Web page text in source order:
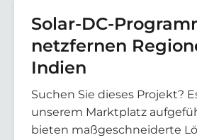
Solar-DC-
netzfernen
Indien
Suchen Sie dieses Projekt?
unserem Marktplatz
bieten maßgeschneiderte